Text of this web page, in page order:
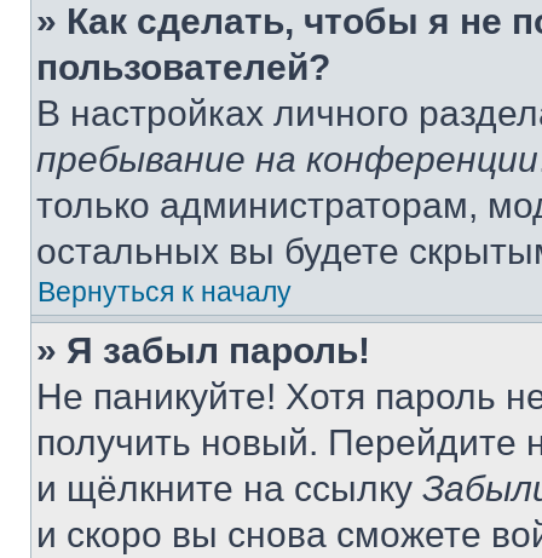
» Как сделать, чтобы я не
пользователей?
В настройках личного
пребывание на конференции
только администраторам,
остальных вы будете
Вернуться к началу
» Я забыл пароль!
Не паникуйте! Хотя пароль
получить новый. Перейдите
и щёлкните на ссылку
и скоро вы снова сможете